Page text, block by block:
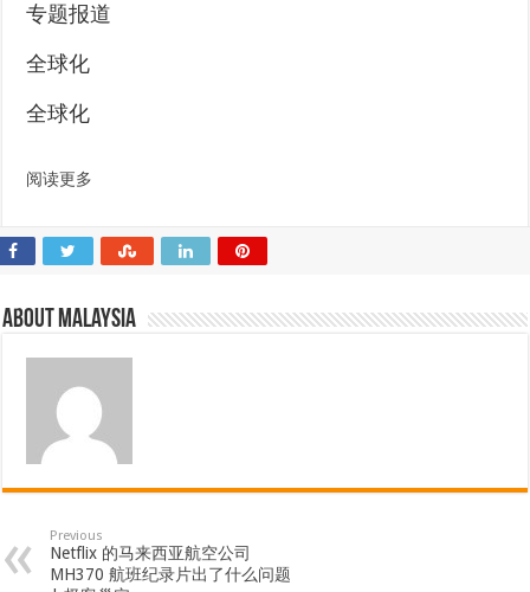
专题报道
全球化
全球化
阅读更多
About Malaysia
Previous
Netflix 的马来西亚航空公司
MH370 航班纪录片出了什么问题